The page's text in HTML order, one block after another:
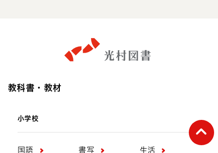
教科書・教材
小学校
国語 書写 生活
ペ